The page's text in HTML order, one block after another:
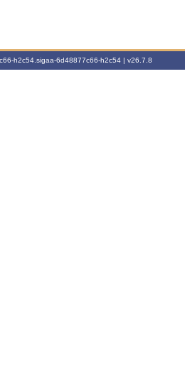
h2c54.sigaa-6d48877c66-h2c54 | v26.7.8